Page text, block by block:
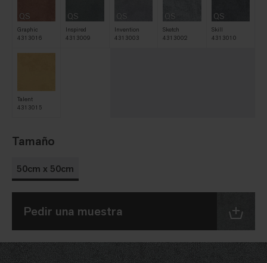
QS
Graphic
4313016
QS
Inspired
4313009
QS
Invention
4313003
QS
Sketch
4313002
QS
Skill
4313010
Talent
4313015
Tamaño
50cm x 50cm
Pedir una muestra